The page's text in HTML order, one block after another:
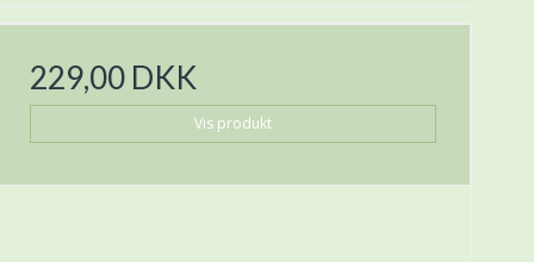
229,00 DKK
Vis produkt